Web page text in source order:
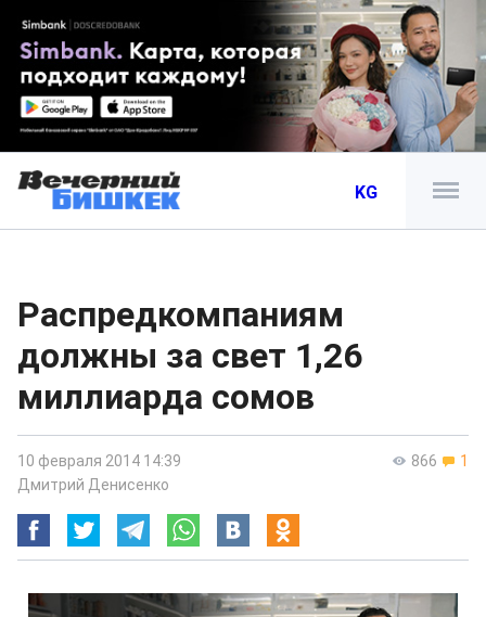
KG
Распредкомпаниям
должны за свет 1,26
миллиарда сомов
866 1
10 февраля 2014 14:39
Дмитрий Денисенко